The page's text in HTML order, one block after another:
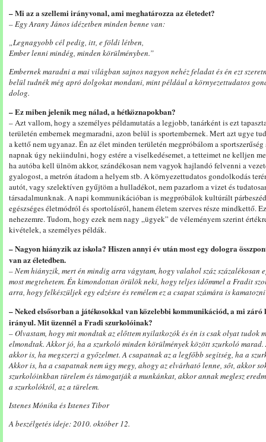
– Mi az a szellemi irányvonal, ami meghatározza az életedet?
– Egy Arany János idézetben minden benne van:
„Legnagyobb cél pedig, itt, e földi létben,
Ember lenni mindég, minden körülményben.”
Embernek maradni a mai világban sajnos nagyon nehéz feladat és én ezt
belül tudnék még apró dolgokat mondani, mint például a környezettudatos
dolog.
– Ez miben jelenik meg nálad, a hétköznapokban?
– Azt vallom, hogy a személyes példamutatás a legjobb, tanárként is ezt
területén embernek megmaradni, azon belül is sportembernek. Mert azt ugye
a kettő nem ugyanaz. Én az élet minden területén megpróbálom a
napnak úgy nekiindulni, hogy estére a viselkedésemet, a tetteimet ne kelljen
ha autóba kell ülnöm akkor, szándékosan nem vagyok hajlandó felvenni a
gyalogost, a metrón átadom a helyem stb. A környezettudatos gondolkodás
autót, vagy szelektíven gyűjtöm a hulladékot, nem pazarlom a vizet és
társadalmunknak. A napi kommunikációban is megpróbálok kultúrált
egészséges életmódról és sportolásról, hanem életem szerves része mindkettő.
nehezemre. Tudom, hogy ezek nem nagy „ügyek” de véleményem szerint
kivételek, a személyes példák.
– Nagyon hiányzik az iskola? Hiszen annyi év után most egy dologra
van az életedben.
– Nem hiányzik, mert én mindig arra vágytam, hogy valahol száz százalékosan
most megtehetem. Én kimondottan örülök neki, hogy teljes időmmel a Fradit
arra, hogy felkészüljek egy edzésre és remélem ez a csapat számára is
– Neked elsősorban a játékosokkal van közelebbi kommunikációd, a mi
irányul. Mit üzennél a Fradi szurkolóinak?
– Olvastam, hogy mit mondtak az előttem nyilatkozók és én is csak olyat tudok
elmondtak. Akkor jó, ha a szurkoló minden körülmények között szurkoló
akkor is, ha megszerzi a győzelmet. A csapatnak az a legfőbb segítség, ha a
Akkor is, ha a csapatnak nem úgy megy, ahogy az elvárható lenne, sőt, akkor
szurkolóinkban türelem és támogatják a munkánkat, akkor annak meglesz
a szurkolóktól, az a türelem.
Istenes Mónika és Istenes Tibor
A beszélgetés ideje: 2010. október 12.